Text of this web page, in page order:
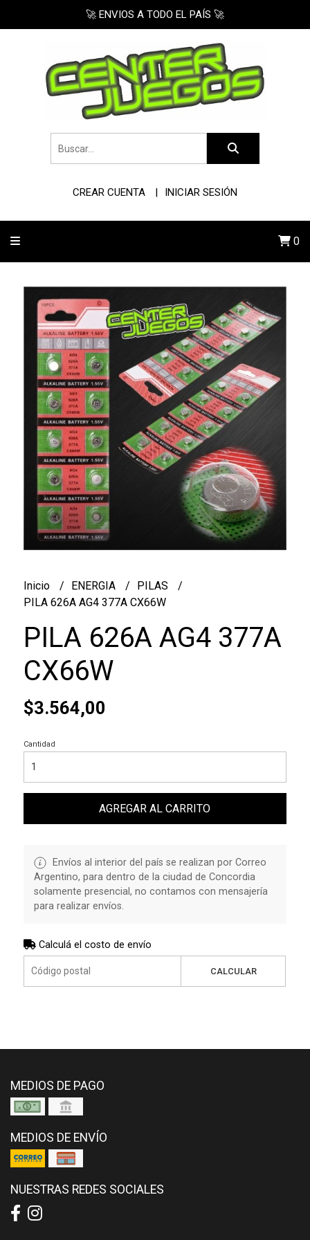
🚀 ENVIOS A TODO EL PAÍS 🚀
CREAR CUENTA INICIAR SESIÓN
0
Inicio ENERGIA
PILAS
PILA 626A AG4 377A CX66W
PILA 626A AG4 377A
CX66W
$3.564,00
Cantidad
AGREGAR AL CARRITO
Envíos al interior del país se realizan por Correo
Argentino, para dentro de la ciudad de Concordia
solamente presencial, no contamos con mensajería
para realizar envíos.
Calculá el costo de envío
CALCULAR
MEDIOS DE PAGO
MEDIOS DE ENVÍO
NUESTRAS REDES SOCIALES